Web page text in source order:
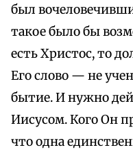
был
такое было бы
есть Христос, то
Его слово — не
бытие. И нужно
Иисусом. Кого Он
что одна